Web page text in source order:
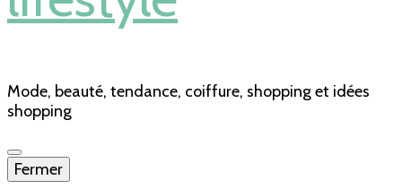
Mode, beauté, tendance, coiffure, shopping et idées
shopping
Fermer